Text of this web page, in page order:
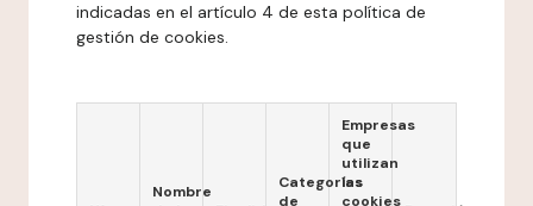
indicadas en el artículo 4 de esta política de
gestión de cookies.
Nombre
Categorías
de
Empresas
que
utilizan
las
cookies